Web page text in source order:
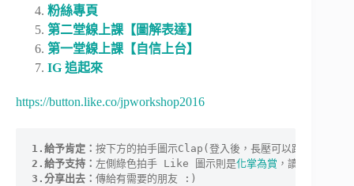
粉絲專頁
第二堂線上課【圖解表達】
第一堂線上課【自信上台】
IG 追起來
https://button.like.co/jpworkshop2016
1.給予肯定：
2.給予支持： 左側綠色拍手 Like 圖示則是化掌為賞
3.分享出去： 傳給有需要的朋友 :)